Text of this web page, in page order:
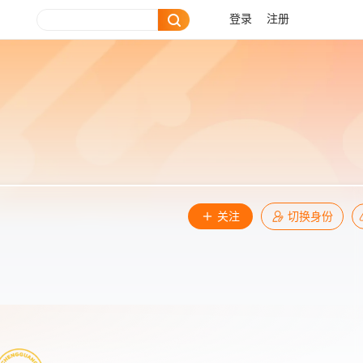
登录 注册
关注 切换身份